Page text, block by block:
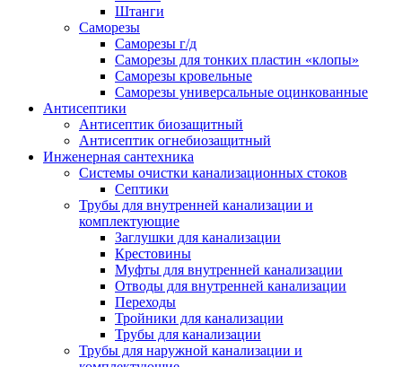
Штанги
Саморезы
Саморезы г/д
Саморезы для тонких пластин «клопы»
Саморезы кровельные
Саморезы универсальные оцинкованные
Антисептики
Антисептик биозащитный
Антисептик огнебиозащитный
Инженерная сантехника
Системы очистки канализационных стоков
Септики
Трубы для внутренней канализации и
комплектующие
Заглушки для канализации
Крестовины
Муфты для внутренней канализации
Отводы для внутренней канализации
Переходы
Тройники для канализации
Трубы для канализации
Трубы для наружной канализации и